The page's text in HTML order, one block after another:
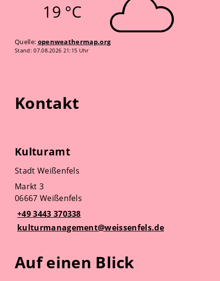
19 °C
Quelle: openweathermap.org
Stand: 07.08.2026 21:15 Uhr
Kontakt
Kulturamt
Stadt Weißenfels
Markt 3
06667 Weißenfels
+49 3443 370338
kulturmanagement@weissenfels.de
Auf einen Blick